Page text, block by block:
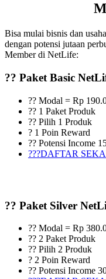
Bisa mulai bisnis dan
dengan potensi jutaan
Member di NetLife:
?? Paket Basic
?? Modal = Rp
?? 1 Paket Produk
?? Pilih 1 Produk
? 1 Poin Reward
?? Potensi Income
???DAFTAR
?? Paket Silver
?? Modal = Rp
?? 2 Paket Produk
?? Pilih 2 Produk
? 2 Poin Reward
?? Potensi Income